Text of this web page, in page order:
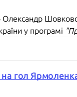
у програмі
гол